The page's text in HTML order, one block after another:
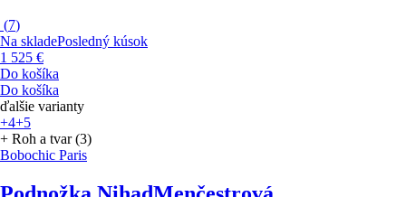
(7)
Na skladePosledný kúsok
1 525 €
Do košíka
Do košíka
ďalšie varianty
+4+5
+ Roh a tvar (3)
Bobochic Paris